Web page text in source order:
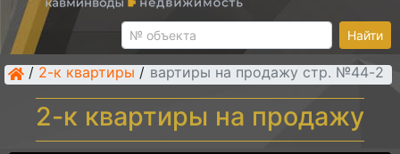
Найти
/ 2-к квартиры / 2-к квартиры на продажу стр. №44
2-к квартиры на продажу